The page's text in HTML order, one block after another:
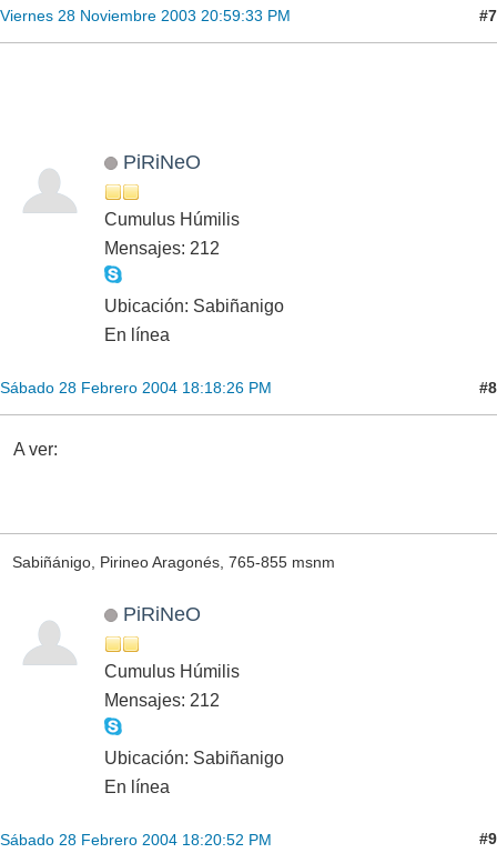
Viernes 28 Noviembre 2003 20:59:33 PM #7
PiRiNeO
Cumulus Húmilis
Mensajes: 212
Ubicación: Sabiñanigo
En línea
Sábado 28 Febrero 2004 18:18:26 PM #8
A ver:
Sabiñánigo, Pirineo Aragonés, 765-855 msnm
PiRiNeO
Cumulus Húmilis
Mensajes: 212
Ubicación: Sabiñanigo
En línea
Sábado 28 Febrero 2004 18:20:52 PM #9